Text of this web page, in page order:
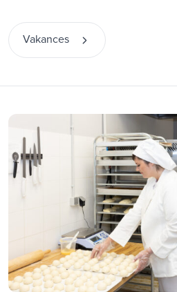
Vakances